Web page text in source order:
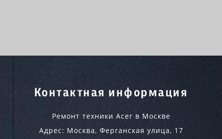
Контактная информация
Ремонт техники Acer в Москве
Адрес: Москва, Ферганская улица, 17